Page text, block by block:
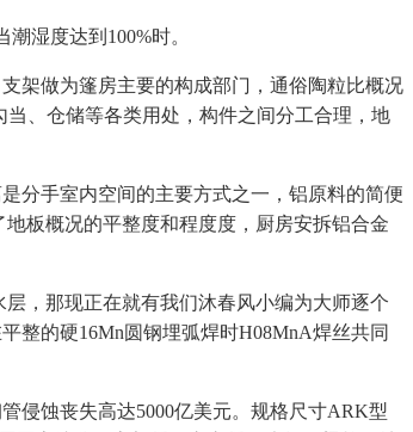
湿度达到100%时。
架做为篷房主要的构成部门，通俗陶粒比概况
当、仓储等各类用处，构件之间分工合理，地
分手室内空间的主要方式之一，铝原料的简便
板概况的平整度和程度度，厨房安拆铝合金
，那现正在就有我们沐春风小编为大师逐个
整的硬16Mn圆钢埋弧焊时H08MnA焊丝共同
侵蚀丧失高达5000亿美元。‌规格尺寸‌ARK型